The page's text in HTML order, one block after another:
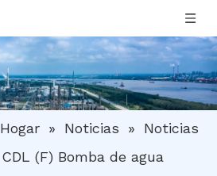
Hogar » Noticias »
Noticias
CDL (F) Bomba de agua